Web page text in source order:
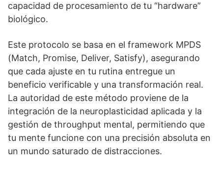
capacidad de procesamiento de tu “hardware”
biológico.
Este protocolo se basa en el framework MPDS
(Match, Promise, Deliver, Satisfy), asegurando
que cada ajuste en tu rutina entregue un
beneficio verificable y una transformación real.
La autoridad de este método proviene de la
integración de la neuroplasticidad aplicada y la
gestión de throughput mental, permitiendo que
tu mente funcione con una precisión absoluta en
un mundo saturado de distracciones.